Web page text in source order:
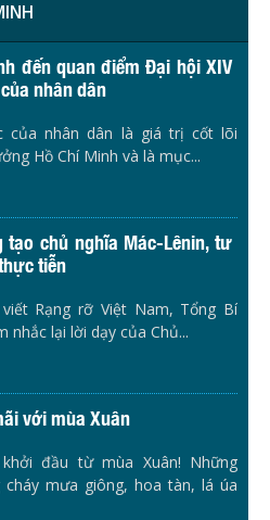
đến quan điểm Đại hội XIV
nhân dân
của nhân dân là giá trị cốt lõi
Hồ Chí Minh và là mục...
chủ nghĩa Mác-Lênin, tư
tiễn
Rạng rỡ Việt Nam, Tổng Bí
nhắc lại lời dạy của Chủ...
với mùa Xuân
đầu từ mùa Xuân! Những
cháy mưa giông, hoa tàn, lá úa